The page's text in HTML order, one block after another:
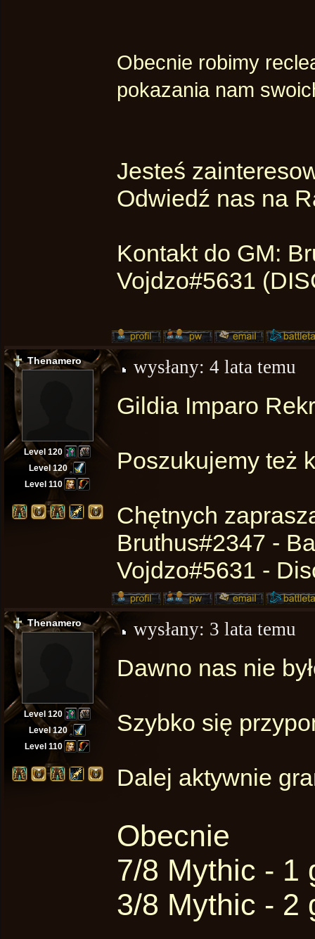
Obecnie robimy
pokazania nam
Jesteś
Odwiedź nas na
Kontakt do GM:
Vojdzo#5631
Thenamero
Level 120
Level 120
Level 110
wysłany: 4 lata temu
Gildia Imparo
Poszukujemy też
Chętnych
Bruthus#2347 -
Vojdzo#5631 -
Thenamero
Level 120
Level 120
Level 110
wysłany: 3 lata temu
Dawno nas nie
Szybko się
Dalej aktywnie
Obecnie
7/8 Mythic - 1
3/8 Mythic - 2